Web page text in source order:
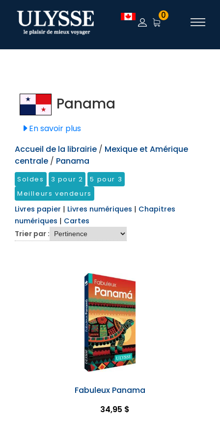
TEST 0
Panama
En savoir plus
Accueil de la librairie / Mexique et Amérique
centrale / Panama
Soldes 3 pour 2
5 pour 3
Meilleurs vendeurs
Livres papier | Livres numériques | Chapitres
numériques | Cartes
Trier par :
Fabuleux Panama
34,95 $